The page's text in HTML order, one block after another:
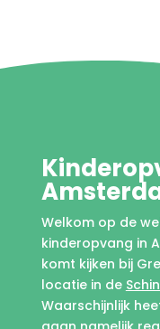
Welkom op de
kinderopvang in
komt kijken bij
locatie in de
Waarschijnlijk